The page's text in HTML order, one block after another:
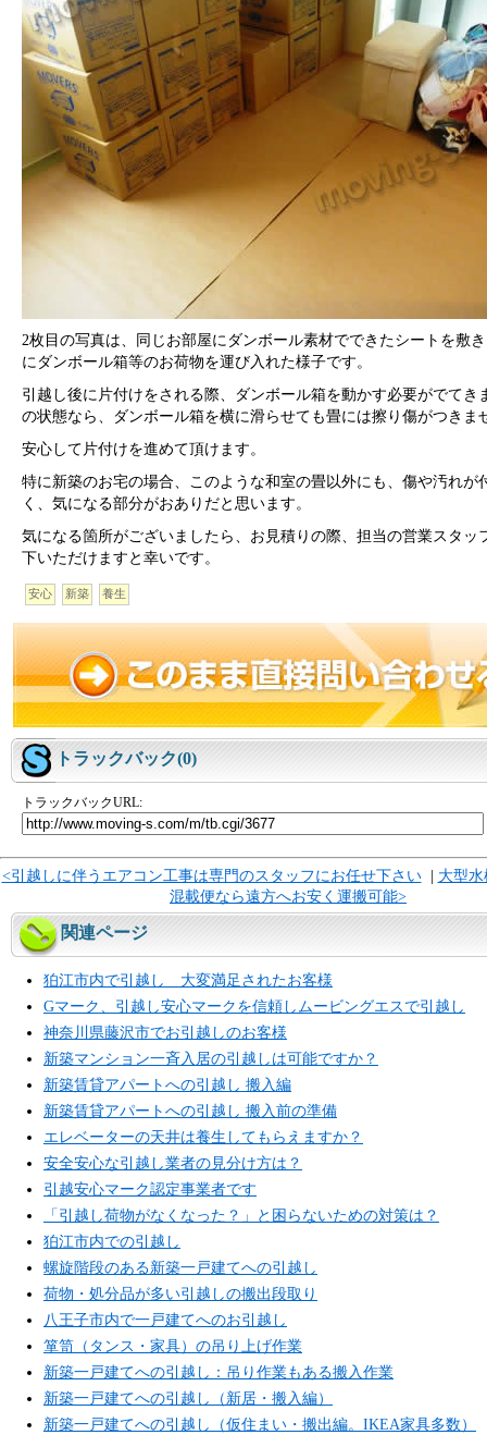
2枚目の写真は、同じお部屋にダンボール素材でできたシートを敷
にダンボール箱等のお荷物を運び入れた様子です。
引越し後に片付けをされる際、ダンボール箱を動かす必要がでてき
の状態なら、ダンボール箱を横に滑らせても畳には擦り傷がつきま
安心して片付けを進めて頂けます。
特に新築のお宅の場合、このような和室の畳以外にも、傷や汚れが
く、気になる部分がおありだと思います。
気になる箇所がございましたら、お見積りの際、担当の営業スタッ
下いただけますと幸いです。
安心 新築 養生
トラックバック(0)
トラックバックURL:
<引越しに伴うエアコン工事は専門のスタッフにお任せ下さい| 大型
混載便なら遠方へお安く運搬可能>
関連ページ
狛江市内で引越し 大変満足されたお客様
Gマーク、引越し安心マークを信頼しムービングエスで引越し
神奈川県藤沢市でお引越しのお客様
新築マンション一斉入居の引越しは可能ですか？
新築賃貸アパートへの引越し 搬入編
新築賃貸アパートへの引越し 搬入前の準備
エレベーターの天井は養生してもらえますか？
安全安心な引越し業者の見分け方は？
引越安心マーク認定事業者です
「引越し荷物がなくなった？」と困らないための対策は？
狛江市内での引越し
螺旋階段のある新築一戸建てへの引越し
荷物・処分品が多い引越しの搬出段取り
八王子市内で一戸建てへのお引越し
箪笥（タンス・家具）の吊り上げ作業
新築一戸建てへの引越し：吊り作業もある搬入作業
新築一戸建てへの引越し（新居・搬入編）
新築一戸建てへの引越し（仮住まい・搬出編。IKEA家具多数）